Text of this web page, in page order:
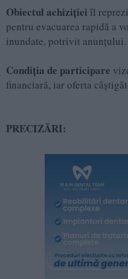
Obiectul achiziției îl
pentru evacuarea rapidă a
inundate, potrivit anunțului.
Condiția de participare
financiară, iar oferta
PRECIZĂRI: